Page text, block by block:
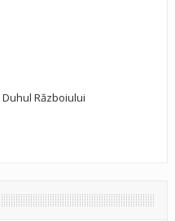
Duhul Războiului